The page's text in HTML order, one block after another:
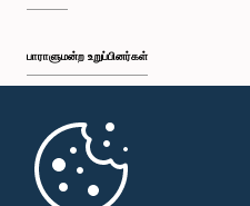
பாராளுமன்ற உறுப்பினர்கள்
முதற்பக்கம்